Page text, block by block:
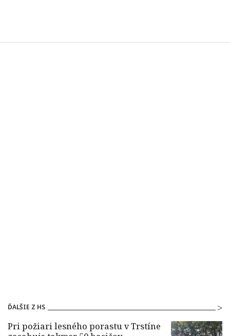
ĎALŠIE Z HS
Pri požiari lesného porastu v Trstíne